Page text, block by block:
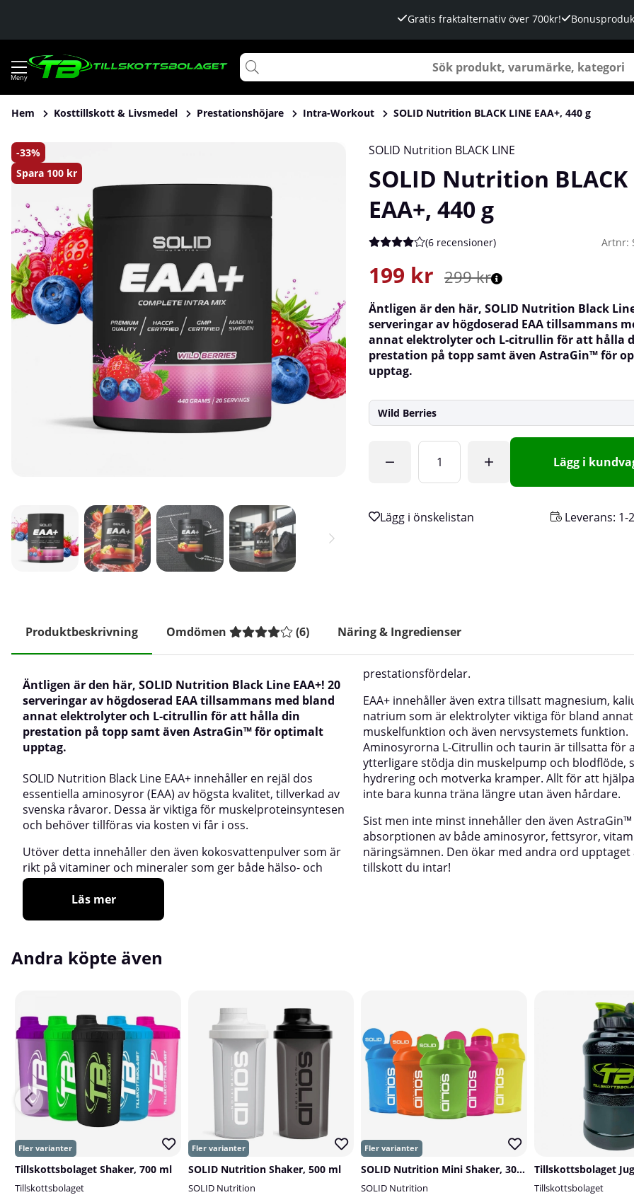
Gratis fraktalternativ över 700kr!
Hem Kosttillskott & Livsmedel Prestationshöjare Intra-Workout SOLID Nutrition BLACK LINE EAA+, 440 g
33
Spara 100 kr
Produktbilder SOLID Nutrition BLACK LINE EAA+, 440 g SOLID Nutrition BLACK LINE
SOLID Nutrition BLACK
EAA+, 440 g
Medelbetyg 4 av 5 Antal betyg 6
(6 recensioner) Artnr:
299kr
199 kr
Äntligen är den här, SOLID Nutrition Black Line
serveringar av högdoserad EAA tillsammans
annat elektrolyter och L-citrullin för att hålla
prestation på topp samt även AstraGin™ för
upptag.
Wild Berries
Lägg i
Leverans: 1-
Produktbeskrivning Omdömen (6) Näring & Ingredienser
Äntligen är den här, SOLID Nutrition Black Line EAA+! 20
serveringar av högdoserad EAA tillsammans med bland
annat elektrolyter och L-citrullin för att hålla din
prestation på topp samt även AstraGin™ för optimalt
upptag.
SOLID Nutrition Black Line EAA+ innehåller en rejäl dos
essentiella aminosyror (EAA) av högsta kvalitet, tillverkad av
svenska råvaror. Dessa är viktiga för muskelproteinsyntesen
och behöver tillföras via kosten vi får i oss.
Utöver detta innehåller den även kokosvattenpulver som är
rikt på vitaminer och mineraler som ger både hälso- och
prestationsfördelar.
EAA+ innehåller även extra tillsatt magnesium,
natrium som är elektrolyter viktiga för bland
muskelfunktion och även nervsystemets funktion.
Aminosyrorna L-Citrullin och taurin är tillsatta för
ytterligare stödja din muskelpump och blodflöde,
hydrering och motverka kramper. Allt för att
inte bara kunna träna längre utan även hårdare.
Sist men inte minst innehåller den även AstraGin™
absorptionen av både aminosyror, fettsyror,
näringsämnen. Den ökar med andra ord upptaget
tillskott du intar!
Läs mer
Andra köpte även
Tillskottsbolaget Shaker, 700 ml
Tillskottsbolaget
SOLID Nutrition Shaker, 500 ml
SOLID Nutrition
SOLID Nutrition Mini Shaker, 300 ml
SOLID Nutrition
Tillskottsbolaget
Tillskottsbolaget